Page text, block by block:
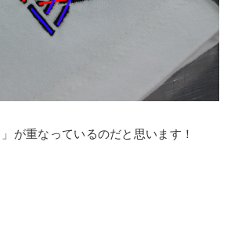
」が重なっているのだと思います！